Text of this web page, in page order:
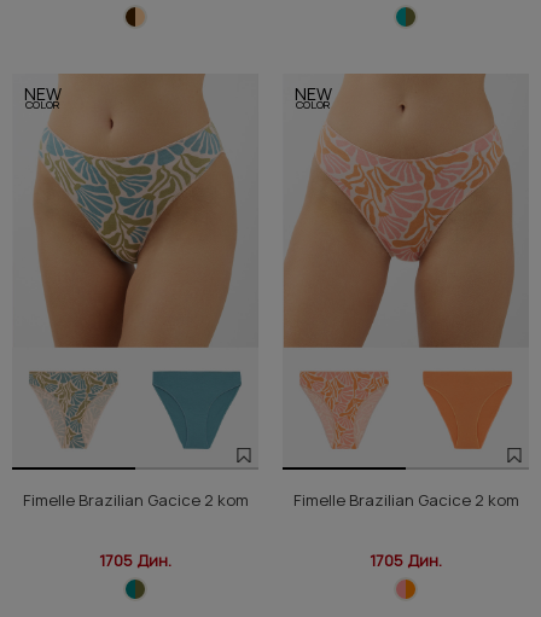
NEW
COLOR
Fimelle Brazilian Gacice 2 kom
1705 Дин.
NEW
COLOR
Fimelle Brazilian Gacice 2 kom
1705 Дин.